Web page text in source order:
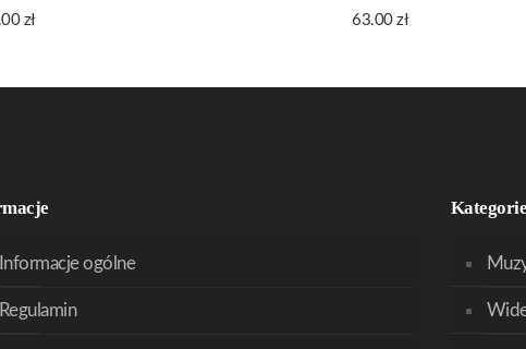
zł 63.00zł
Informacje ogólne
Regulamin
Kategorie